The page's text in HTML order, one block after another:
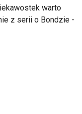
warto
z serii o Bondzie -